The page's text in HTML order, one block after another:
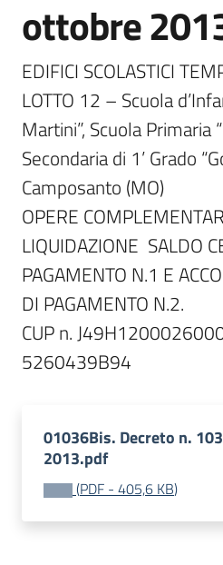
ottobre
EDIFICI SCOLASTICI
LOTTO 12 – Scuola
Martini”, Scuola Primaria
Secondaria di 1’ Grado
Camposanto (MO)
OPERE
LIQUIDAZIONE  SALDO
PAGAMENTO N.1 E
DI PAGAMENTO N.2.
CUP n.
01036Bis. Decreto n.
2013.pdf
(PDF - 405,6 KB)